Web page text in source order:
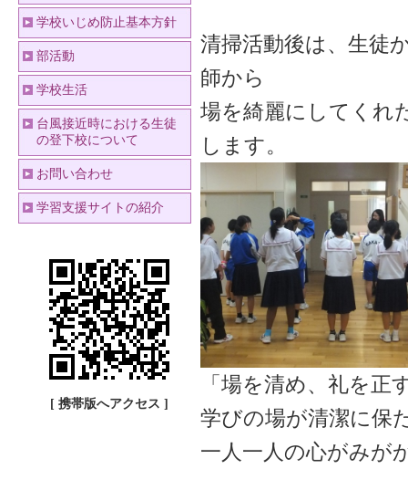
清掃活動後は、生徒
師から
場を綺麗にしてくれ
します。
「場を清め、礼を正
学びの場が清潔に保
一人一人の心がみが
学校いじめ防止基本方針
部活動
学校生活
台風接近時における生徒
の登下校について
お問い合わせ
学習支援サイトの紹介
[ 携帯版へアクセス ]